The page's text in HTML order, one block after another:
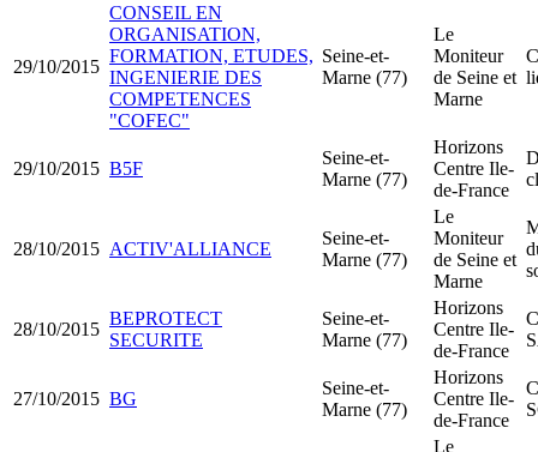
29/10/2015
CONSEIL EN
ORGANISATION,
FORMATION, ETUDES,
INGENIERIE DES
COMPETENCES
"COFEC"
Seine-et-
Marne (77)
Le
Moniteur
de Seine et
Marne
29/10/2015 B5F
Seine-et-
Marne (77)
Horizons
Centre Ile-
de-France
28/10/2015 ACTIV'ALLIANCE
Seine-et-
Marne (77)
Le
Moniteur
de Seine et
Marne
28/10/2015
BEPROTECT
SECURITE
Seine-et-
Marne (77)
Horizons
Centre Ile-
de-France
27/10/2015 BG
Seine-et-
Marne (77)
Horizons
Centre Ile-
de-France
Le